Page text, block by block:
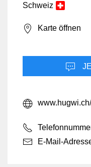
Schweiz
Karte öffnen
E-Mail-